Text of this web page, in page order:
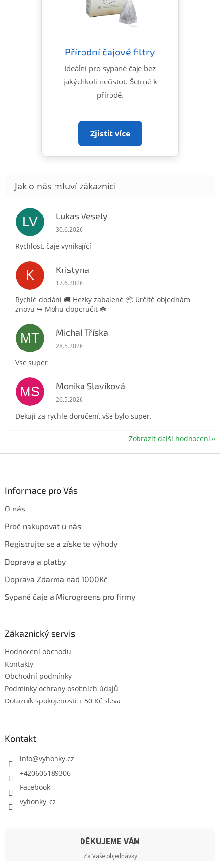
Přírodní čajové filtry
Ideální pro sypané čaje bez
jakýchkoli nečistot. Šetrné k
přírodě.
Zjistit více
LV Lukas Vesely
Hodnocení obchodu je 5 z 5 hvězdiček.
30.6.2026
Rychlost, čaje vynikající
K Kristyna
Hodnocení obchodu je 5 z 5 hvězdiček.
17.6.2026
Rychlé dodání 🚚 Hezky zabalené 📦 Určitě objednám
znovu ↪️ Mohu doporučit ☘️
MT Michal Tříska
Hodnocení obchodu je 5 z 5 hvězdiček.
28.5.2026
Vse super
MS Monika Slavíková
Hodnocení obchodu je 5 z 5 hvězdiček.
26.5.2026
Dekuji za rychle doručení, vše bylo super.
Zobrazit další hodnocení
Informace pro Vás
O nás
Proč nakupovat u nás!
Registrujte se a získejte výhody
Doprava a platby
Doprava Zdarma nad 1000Kč
Sypané čaje a Microgreens pro firmy
Zákaznický servis
Hodnocení obchodu
Kontakty
Obchodní podmínky
Podmínky ochrany osobních údajů
Dotazník spokojenosti + 50 Kč sleva
Kontakt
info@vyhonky.cz
+420605189306
Facebook
vyhonky_cz
DĚKUJEME VÁM
Za Vaše objednávky